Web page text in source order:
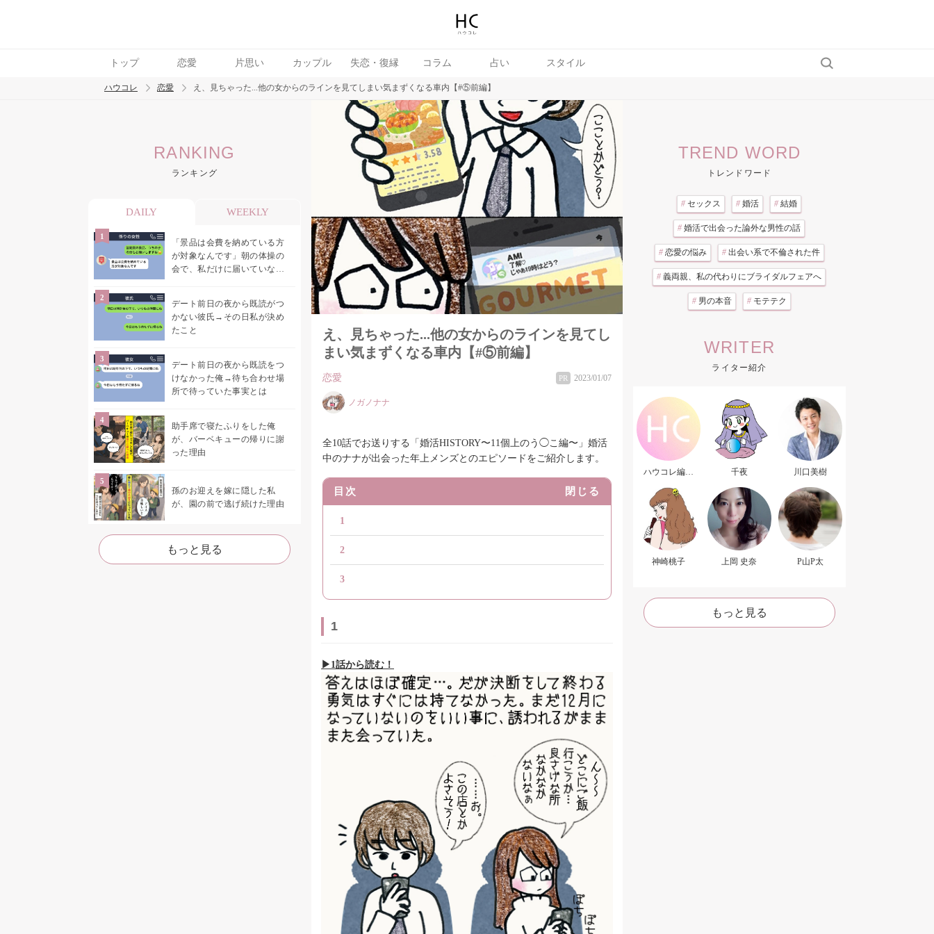
トップ 恋愛 片思い カップル 失恋・復縁 コラム 占い スタイル
トレンド ワード
ハウコレ 恋愛 え、見ちゃった...他の女からのラインを見てしまい気まずくなる車内【#⑤前編】
RANKING
ランキング
DAILY WEEKLY
「景品は会費を納めている方
が対象なんです」朝の体操の
会で、私だけに届いていなか
デート前日の夜から既読がつ
かない彼氏→その日私が決め
たこと
デート前日の夜から既読をつ
けなかった俺→待ち合わせ場
所で待っていた事実とは
助手席で寝たふりをした俺
が、バーベキューの帰りに謝
った理由
孫のお迎えを嫁に隠した私
が、園の前で逃げ続けた理由
もっと見る
え、見ちゃった...他の女からのラインを見てし
まい気まずくなる車内【#⑤前編】
恋愛 PR 2023/01/07
ノガノナナ
全10話でお送りする「婚活HISTORY〜11個上のう◯こ編〜」婚活
中のナナが出会った年上メンズとのエピソードをご紹介します。
目次 閉じる
1
2
3
1
▶︎1話から読む！
TREND WORD
トレンドワード
# セックス # 婚活 # 結婚
# 婚活で出会った論外な男性の話
# 恋愛の悩み # 出会い系で不倫された件
# 義両親、私の代わりにブライダルフェアへ
# 男の本音 # モテテク
WRITER
ライター紹介
ハウコレ編集
千夜 川口美樹
神崎桃子 上岡 史奈 P山P太
もっと見る